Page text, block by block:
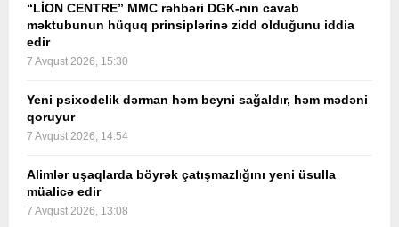
“LİON CENTRE” MMC rəhbəri DGK-nın cavab
məktubunun hüquq prinsiplərinə zidd olduğunu iddia
edir
7 Avqust 2026, 15:30
Yeni psixodelik dərman həm beyni sağaldır, həm mədəni
qoruyur
7 Avqust 2026, 14:54
Alimlər uşaqlarda böyrək çatışmazlığını yeni üsulla
müalicə edir
7 Avqust 2026, 13:08